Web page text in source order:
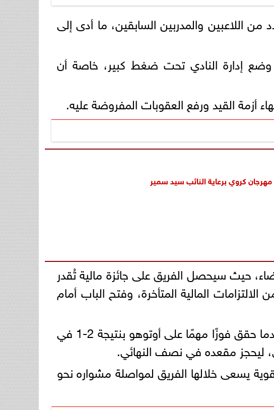
من اللاعبين والمدربين السابقين، ما أدى إلى
عدد القضايا إلى 13 قضية، وهو ما وضع إدارة النادي تحت ضغط كبير، خاصة أن
كروي برعاية النائب سيد سمير
حيث سيحصل الفريق على جائزة مالية تُقدر
المالية المتأخرة، وفتح الباب أمام
وعلى الصعيد الفني، واصل الزمالك نتائجه الإيجابية في البطولة القارية، بعدما حقق فوزًا مهمًا على أوتوهو بنتيجة 2-1 في
ليحجز مقعده في نصف النهائي.
يسعى خلالها الفريق لمواصلة مشواره نحو